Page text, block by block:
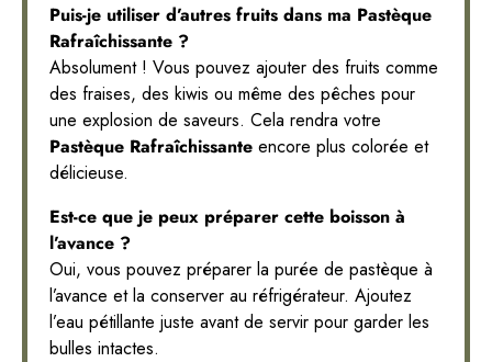
Puis-je utiliser d’autres fruits dans ma Pastèque
Rafraîchissante ?
Absolument ! Vous pouvez ajouter des fruits comme
des fraises, des kiwis ou même des pêches pour
une explosion de saveurs. Cela rendra votre
Pastèque Rafraîchissante encore plus colorée et
délicieuse.
Est-ce que je peux préparer cette boisson à
l’avance ?
Oui, vous pouvez préparer la purée de pastèque à
l’avance et la conserver au réfrigérateur. Ajoutez
l’eau pétillante juste avant de servir pour garder les
bulles intactes.